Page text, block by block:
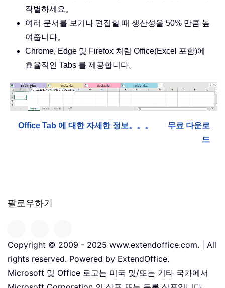
작별하세요。
여러 문서를 보거나 편집할 때 생산성을 50% 만큼 높
여줍니다。
Chrome, Edge 및 Firefox 처럼 Office(Excel 포함)에
효율적인 Tabs 를 제공합니다。
Office Tab 에 대한 자세한 정보。。。
무료 다운로
드
팔로우하기
Copyright © 2009 - 2025 www.extendoffice.com. | All
rights reserved. Powered by ExtendOffice.
Microsoft 및 Office 로고는 미국 및/또는 기타 국가에서